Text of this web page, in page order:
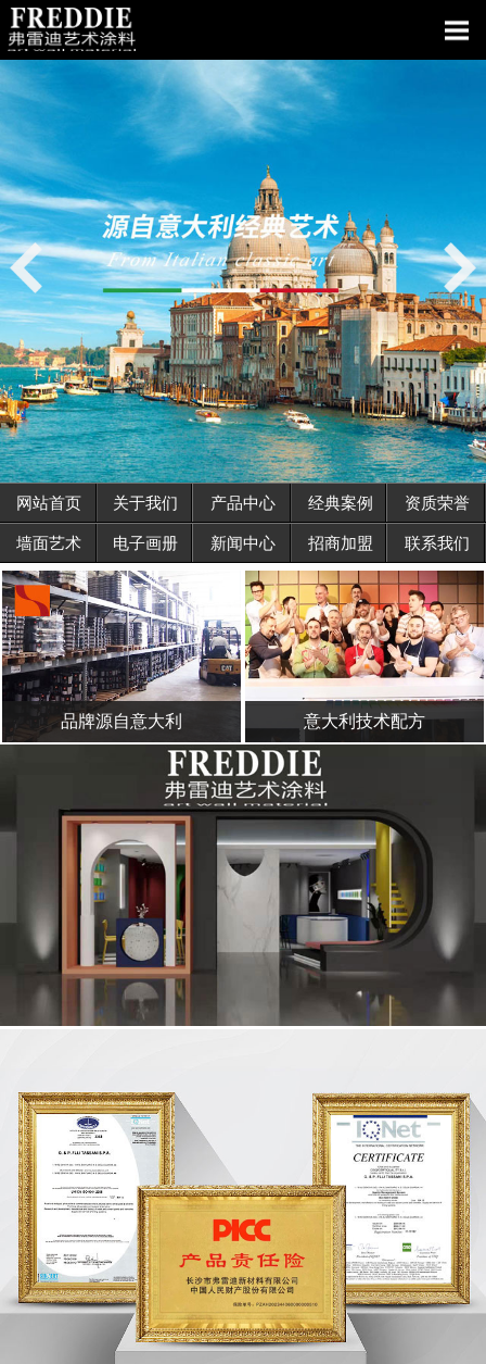
网站首页
产品中心
经典案例
资质荣誉
墙面艺术
电子画册
新闻中心
招商加盟
联系我们
网站首页 关于我们 产品中心 经典案例 资质荣誉
墙面艺术 电子画册 新闻中心 招商加盟 联系我们
品牌源自意大利 意大利技术配方